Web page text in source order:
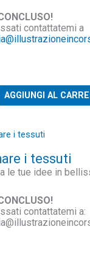
contattatemi a
AGGIUNGI AL
i tessuti
le tue idee in
contattatemi a: